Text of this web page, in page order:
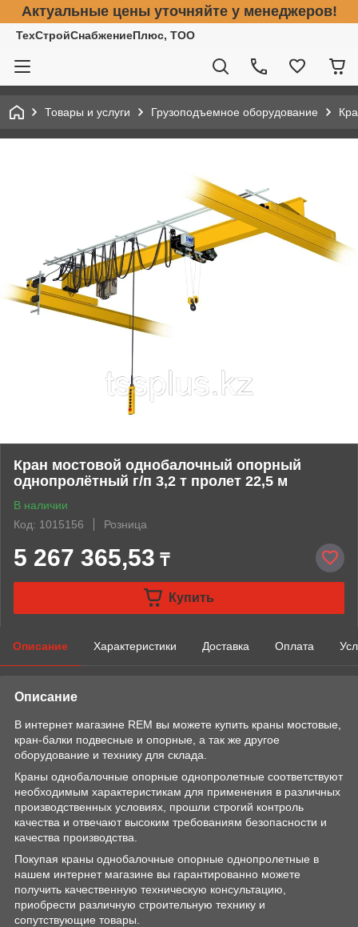
Актуальные цены уточняйте у менеджеров!
ТехСтройСнабжениеПлюс, ТОО
Товары и услуги Грузоподъемное оборудование
Кран мостовой однобалочный опорный
однопролётный г/п 3,2 т пролет 22,5 м
В наличии
Код: 1015156
Розница
5 267 365,53 ₸
Купить
Описание Характеристики Доставка Оплата
Описание
В интернет магазине REM вы можете купить краны мостовые,
кран-балки подвесные и опорные, а так же другое
оборудование и технику для склада.
Краны однобалочные опорные однопролетные соответствуют
необходимым характеристикам для применения в различных
производственных условиях, прошли строгий контроль
качества и отвечают высоким требованиям безопасности и
качества производства.
Покупая краны однобалочные опорные однопролетные в
нашем интернет магазине вы гарантированно можете
получить качественную техническую консультацию,
приобрести различную строительную технику и
сопутствующие товары.